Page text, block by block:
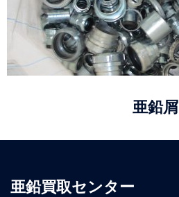
亜鉛屑
亜鉛買取センター